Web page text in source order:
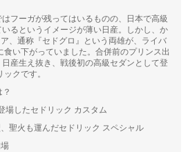
フーガが残ってはいるものの、日本で高級
るというイメージが薄い日産。しかし、か
、通称『セドグロ』という両雄が、ライバ
食い下がっていました。合併前のプリンス出
産生え抜き、戦後初の高級セダンとして登
クです。
場したセドリック カスタム
聖火も運んだセドリック スペシャル